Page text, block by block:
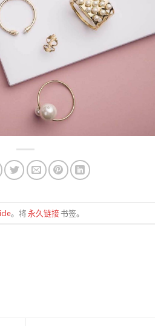
。将永久链接书签。